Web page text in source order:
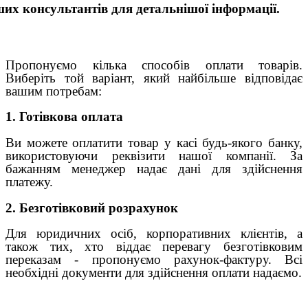
консультантів для детальнішої інформації.
Пропонуємо кілька способів оплати товарів.
Виберіть той варіант, який найбільше відповідає
вашим потребам:
1. Готівкова оплата
Ви можете оплатити товар у касі будь-якого банку,
використовуючи реквізити нашої компанії. За
бажанням менеджер надає дані для здійснення
платежу.
2. Безготівковий розрахунок
Для юридичних осіб, корпоративних клієнтів, а
також тих, хто віддає перевагу безготівковим
переказам - пропонуємо рахунок-фактуру. Всі
необхідні документи для здійснення оплати надаємо.